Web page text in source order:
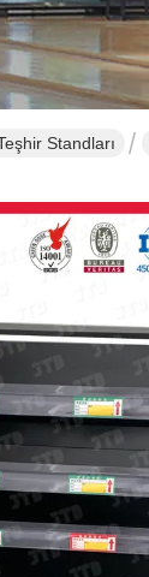
Standları